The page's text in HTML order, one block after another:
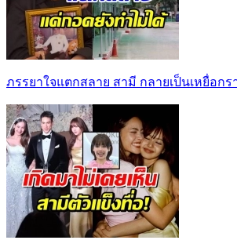
ภรรยาใจแตกสลาย สามี กลายเป็นเหยื่อกร